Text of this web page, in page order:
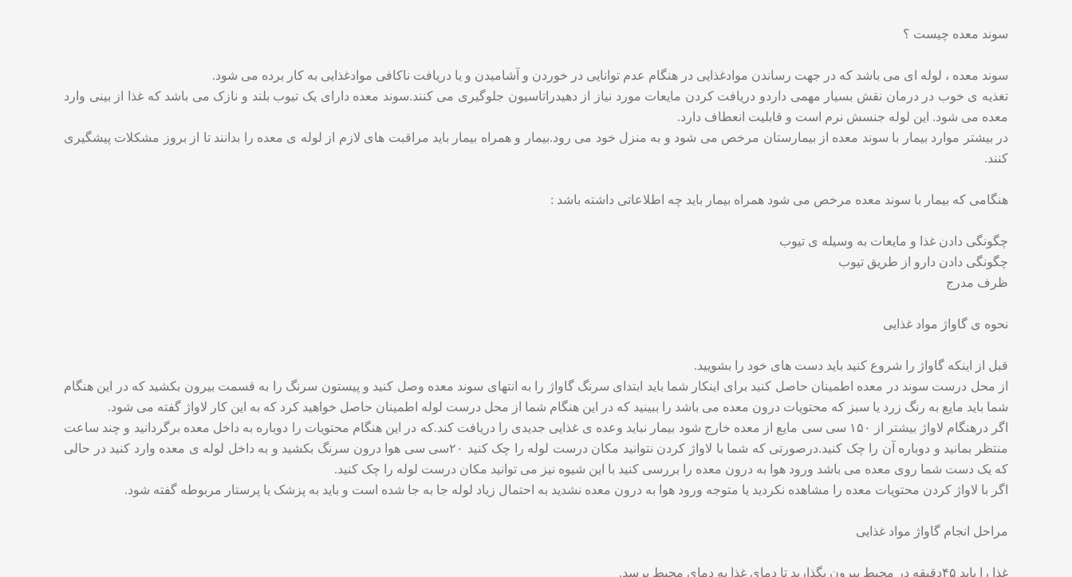
سوند معده چیست ؟
سوند معده ، لوله ای می باشد که در جهت رساندن موادغذایی در هنگام عدم توانایی در خوردن و آشامیدن و یا دریافت ناکافی موادغذایی به کار برده می شود.
تغذیه ی خوب در درمان نقش بسیار مهمی داردو دریافت کردن مایعات مورد نیاز از دهیدراتاسیون جلوگیری می کنند.سوند معده دارای یک تیوب بلند و نازک می باشد که غذا از بینی وارد
معده می شود‌. این لوله جنسش نرم است و قابلیت انعطاف دارد.
در بیشتر موارد بیمار با سوند معده از بیمارستان مرخص می شود و به منزل خود می رود.بیمار و همراه بیمار باید مراقبت های لازم از لوله ی معده را بدانند تا از بروز مشکلات پیشگیری
کنند.
هنگامی که بیمار با سوند معده مرخص می شود همراه بیمار باید چه اطلاعاتی داشته باشد :
چگونگی دادن غذا و مایعات به وسیله ی تیوب
چگونگی دادن دارو از طریق تیوب
ظرف مدرج
نحوه ی گاواژ مواد غذایی
قبل از اینکه گاواژ را شروع کنید باید دست های خود را بشویید.
از محل درست سوند در معده اطمینان حاصل کنید برای اینکار شما باید ابتدای سرنگ گاواژ را به انتهای سوند معده وصل کنید و پیستون سرنگ را به قسمت بیرون بکشید که در این هنگام
شما باید مایع به رنگ زرد یا سبز که محتویات درون معده می باشد را ببینید که در این هنگام شما از محل درست لوله اطمینان حاصل خواهید کرد که به این کار لاواژ گفته می شود.
اگر درهنگام لاواژ بیشتر از ۱۵۰ سی سی مایع از معده خارج شود بیمار نباید وعده ی غذایی جدیدی را دریافت کند.که در این هنگام محتویات را دوباره به داخل معده برگردانید و چند ساعت
منتظر بمانید و دوباره آن را چک کنید.درصورتی که شما با لاواژ کردن نتوانید مکان درست لوله را چک کنید ۲۰سی سی هوا درون سرنگ بکشید و به داخل لوله ی معده وارد کنید در حالی
که یک دست شما روی معده می باشد ورود هوا به درون معده را بررسی کنید با این شیوه نیز می توانید مکان درست لوله را چک کنید.
اگر با لاواژ کردن محتویات معده را مشاهده نکردید یا متوجه ورود هوا به درون معده نشدید به احتمال زیاد لوله جا به جا شده است و باید به پزشک یا پرستار مربوطه گفته شود.
مراحل انجام گاواژ مواد غذایی
غذا را باید ۴۵دقیقه در محیط بیرون بگذارید تا دمای غذا به دمای محیط برسد.